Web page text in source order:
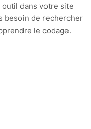
dans votre site
besoin de rechercher
le codage.